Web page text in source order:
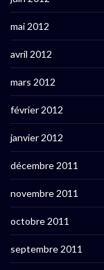
mai 2012
avril 2012
mars 2012
février 2012
janvier 2012
décembre 2011
novembre 2011
octobre 2011
septembre 2011